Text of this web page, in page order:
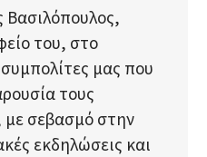
του, στο
μας που
τους
με σεβασμό στην
εκδηλώσεις και